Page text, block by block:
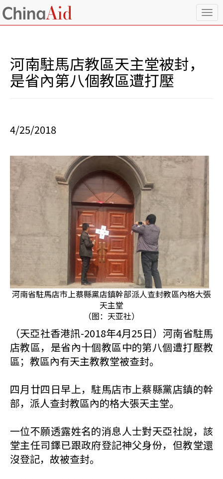
T
o
o
n
河南駐馬店教區天主堂被封，
是省內第八個教區遭打壓
4/25/2018
河南省駐馬店市上蔡縣黨店鎮幹部派人查封教區內格大張
天主堂
（图：天亚社）
（天亞社香港訊-2018年4月25日）河南省駐馬
店教區，是省內十個教區中的第八個遭打壓教
區；教區內有天主教教堂被查封。
四月廿四日早上，駐馬店市上蔡縣黨店鎮的幹
部，派人查封教區內的格大張天主堂。
一位不願透露姓名的消息人士對天亞社說，該
堂主任司鐸已跟政府登記神父身份，但教堂還
沒登記，故被查封。